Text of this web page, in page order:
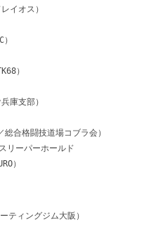
オス）
）
支部）
格闘技道場コブラ会）
パーホールド
）
ングジム大阪）